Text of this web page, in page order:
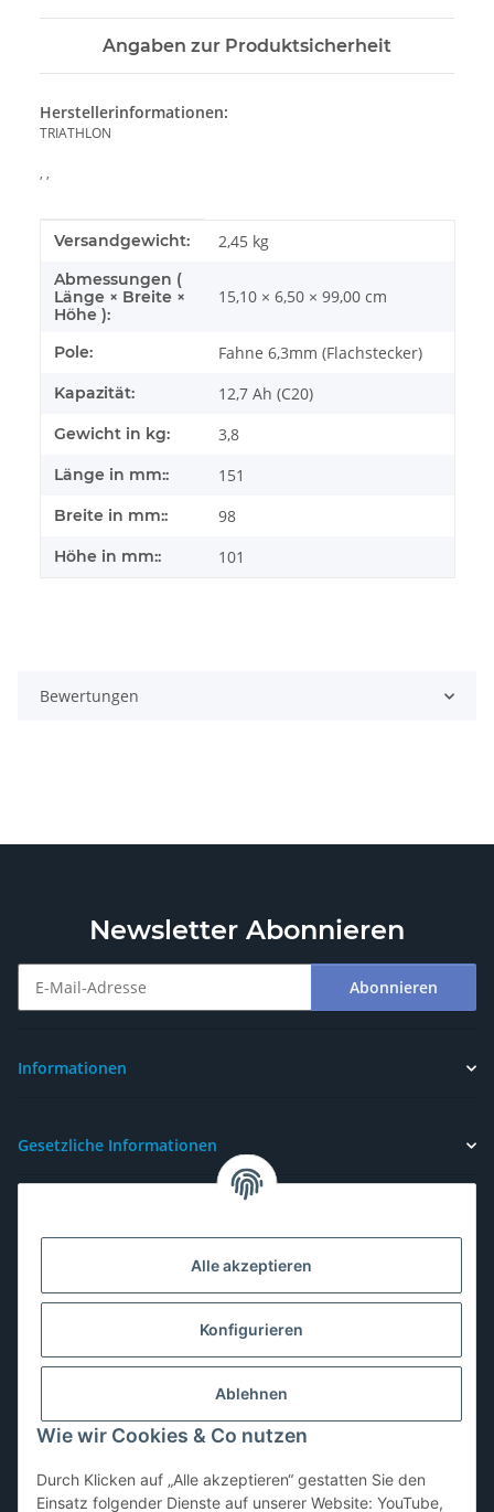
Alle akzeptieren
Konfigurieren
Ablehnen
Wie wir Cookies & Co nutzen
Durch Klicken auf „Alle akzeptieren“ gestatten Sie den
Einsatz folgender Dienste auf unserer Website: YouTube,
Angaben zur Produktsicherheit
Herstellerinformationen:
TRIATHLON
, ,
Produkteigenschaft
Wert
Versandgewicht: 2,45 kg
Abmessungen (
Länge × Breite ×
Höhe ):
15,10 × 6,50 × 99,00 cm
Pole: Fahne 6,3mm (Flachstecker)
Kapazität: 12,7 Ah (C20)
Gewicht in kg: 3,8
Länge in mm:: 151
Breite in mm:: 98
Höhe in mm:: 101
Bewertungen
Newsletter Abonnieren
Abonnieren
Informationen
Gesetzliche Informationen
Vertrag widerrufen